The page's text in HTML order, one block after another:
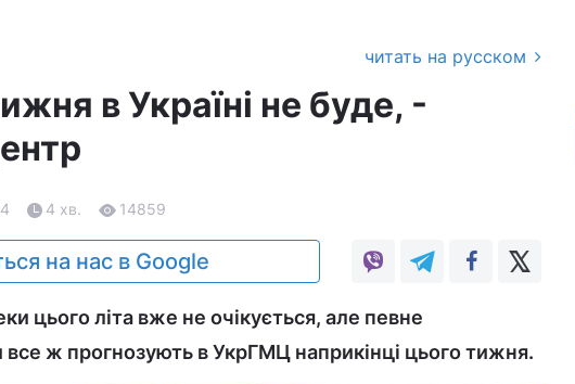
читать на русском
в Україні не буде, -
4 хв. 14859
на нас в Google
цього літа вже не очікується, але певне
ж прогнозують в УкрГМЦ наприкінці цього тижня.